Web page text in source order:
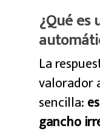
¿Qué es
La
valorador
sencilla:
gancho